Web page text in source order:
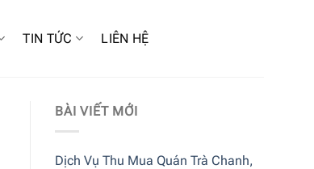
TIN TỨC LIÊN HỆ
BÀI VIẾT MỚI
Dịch Vụ Thu Mua Quán Trà Chanh,